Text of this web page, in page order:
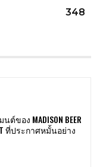
348
ของ MADISON BEER
ที่ประกาศหมั้นอย่าง